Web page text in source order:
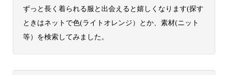
ずっと長く着られる服と出会えると嬉しくなります(探す
ときはネットで色(ライトオレンジ）とか、素材(ニット
等）を検索してみました。